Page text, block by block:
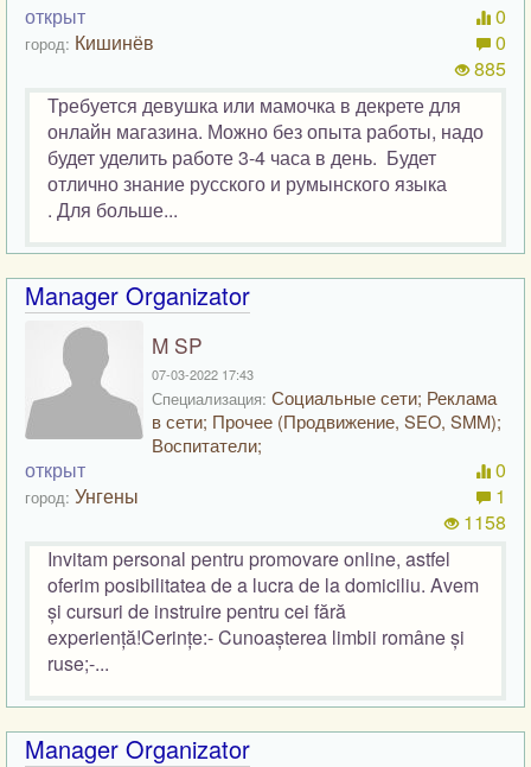
открыт
город: Кишинёв
0
0
885
Требуется девушка или мамочка в декрете для
онлайн магазина. Можно без опыта работы, надо
будет уделить работе 3-4 часа в день. Будет
отлично знание русского и румынского языка
. Для больше...
Manager Organizator
M SP
07-03-2022 17:43
Специализация: Социальные сети; Реклама
в сети; Прочее (Продвижение, SEO, SMM);
Воспитатели;
открыт
город: Унгены
0
1
1158
Invitam personal pentru promovare online, astfel
oferim posibilitatea de a lucra de la domiciliu. Avem
și cursuri de instruire pentru cei fără
experiență!Cerințe:- Cunoașterea limbii române și
ruse;-...
Manager Organizator